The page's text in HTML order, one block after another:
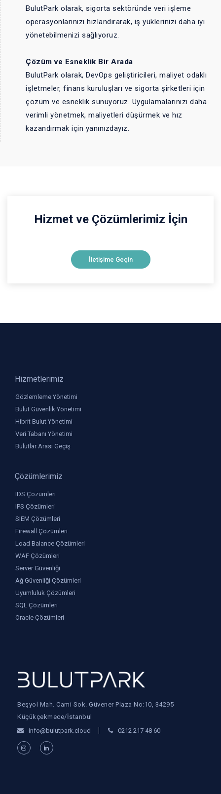
BulutPark olarak, sigorta sektöründe veri işleme
operasyonlarınızı hızlandırarak, iş yüklerinizi daha iyi
yönetebilmenizi sağlıyoruz.
Çözüm ve Esneklik Bir Arada
BulutPark olarak, DevOps geliştiricileri, maliyet odaklı
işletmeler, finans kuruluşları ve sigorta şirketleri için
çözüm ve esneklik sunuyoruz. Uygulamalarınızı daha
verimli yönetmek, maliyetleri düşürmek ve hız
kazandırmak için yanınızdayız.
Hizmet ve Çözümlerimiz İçin
İletişime Geçin
Hizmetlerimiz
Gözlemleme Yönetimi
Bulut Güvenlik Yönetimi
Hibrit Bulut Yönetimi
Veri Tabanı Yönetimi
Bulutlar Arası Geçiş
Çözümlerimiz
IDS Çözümleri
IPS Çözümleri
SIEM Çözümleri
Firewall Çözümleri
Load Balance Çözümleri
WAF Çözümleri
Server Güvenliği
Ağ Güvenliği Çözümleri
Uyumluluk Çözümleri
SQL Çözümleri
Oracle Çözümleri
Beşyol Mah. Cami Sok. Güvener Plaza No:10, 34295
Küçükçekmece/İstanbul
info@bulutpark.cloud
0212 217 48 60